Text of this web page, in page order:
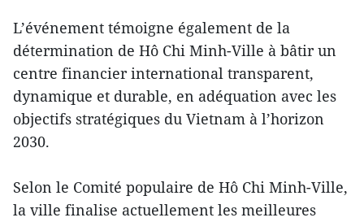
L’événement témoigne également de la
détermination de Hô Chi Minh-Ville à bâtir un
centre financier international transparent,
dynamique et durable, en adéquation avec les
objectifs stratégiques du Vietnam à l’horizon
2030.
Selon le Comité populaire de Hô Chi Minh-Ville,
la ville finalise actuellement les meilleures